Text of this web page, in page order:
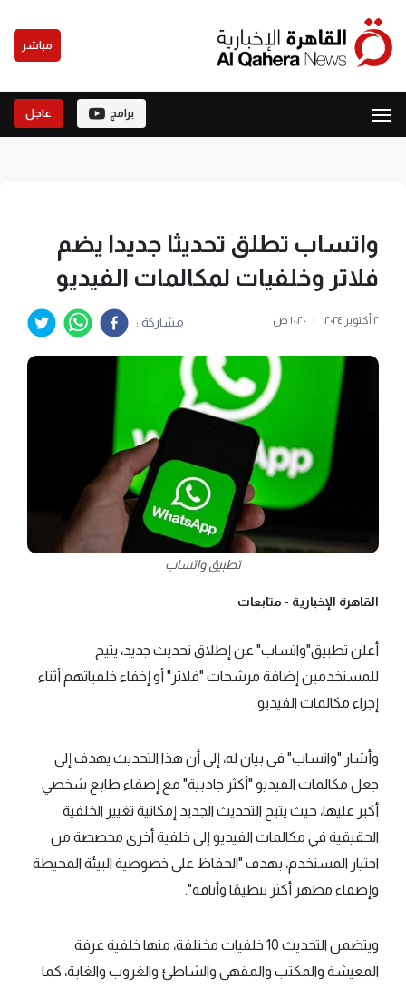
مباشر
برامج عاجل
واتساب تطلق تحديثا جديدا يضم
فلاتر وخلفيات لمكالمات الفيديو
٢ أكتوبر ٢٠٢٤ | ١٠:٢٠ ص مشاركة :
تطبيق واتساب
القاهرة الإخبارية - متابعات
أعلن تطبيق"واتساب" عن إطلاق تحديث جديد، يتيح
للمستخدمين إضافة مرشحات "فلاتر" أو إخفاء خلفياتهم أثناء
إجراء مكالمات الفيديو.
وأشار "واتساب" في بيان له، إلى أن هذا التحديث يهدف إلى
جعل مكالمات الفيديو "أكثر جاذبية" مع إضفاء طابع شخصي
أكبر عليها، حيث يتيح التحديث الجديد إمكانية تغيير الخلفية
الحقيقية في مكالمات الفيديو إلى خلفية أخرى مخصصة من
اختيار المستخدم، بهدف "الحفاظ على خصوصية البيئة المحيطة
وإضفاء مظهر أكثر تنظيمًا وأناقة".
ويتضمن التحديث 10 خلفيات مختلفة، منها خلفية غرفة
المعيشة والمكتب والمقهى والشاطئ والغروب والغابة، كما